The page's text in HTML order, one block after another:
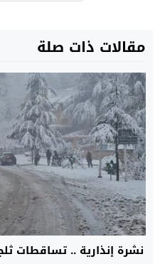
مقالات ذات صلة
نشرة إنذارية .. تساقطات